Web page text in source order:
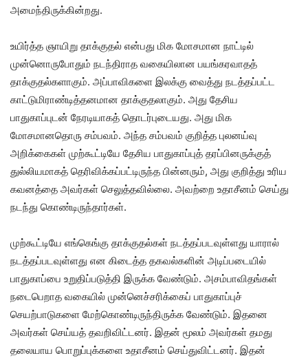
அமைந்திருக்கின்றது.
உயிர்த்த ஞாயிறு தாக்குதல் என்பது மிக மோசமான நாட்டில்
முன்னொருபோதும் நடந்திராத வகையிலான பயங்கரவாதத்
தாக்குதல்களாகும். அப்பாவிகளை இலக்கு வைத்து நடத்தப்பட்ட
காட்டுமிராண்டித்தனமான தாக்குதலாகும். அது தேசிய
பாதுகாப்புடன் நேரடியாகத் தொடர்புடையது. அது மிக
மோசமானதொரு சம்பவம். அந்த சம்பவம் குறித்த புலனய்வு
அறிக்கைகள் முற்கூட்டியே தேசிய பாதுகாப்புத் தரப்பினருக்குத்
துல்லியமாகத் தெரிவிக்கப்பட்டிருந்த பின்னரும், அது குறித்து உரிய
கவனத்தை அவர்கள் செலுத்தவில்லை. அவற்றை உதாசீனம் செய்து
நடந்து கொண்டிருந்தார்கள்.
முற்கூட்டியே எங்கெங்கு தாக்குதல்கள் நடத்தப்படவுள்ளது யாரால்
நடத்தப்படவுள்ளது என கிடைத்த தகவல்களின் அடிப்படையில்
பாதுகாப்பை உறுதிப்படுத்தி இருக்க வேண்டும். அசம்பாவிதங்கள்
நடைபெறாத வகையில் முன்னெச்சரிக்கைப் பாதுகாப்புச்
செயற்பாடுகளை மேற்கொண்டிருந்திருக்க வேண்டும். இதனை
அவர்கள் செய்யத் தவறிவிட்டனர். இதன் மூலம் அவர்கள் தமது
தலையாய பொறுப்புக்களை உதாசீனம் செய்துவிட்டனர். இதன்